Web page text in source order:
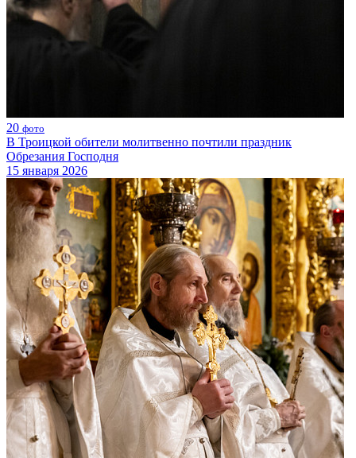
20 фото
В Троицкой обители молитвенно почтили праздник
Обрезания Господня
15 января 2026